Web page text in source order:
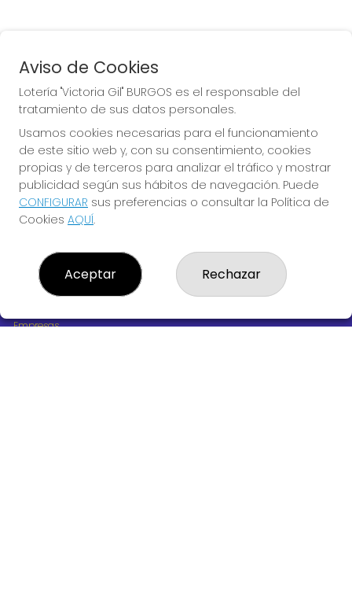
La de la Antigua de
Gamonal
¿Quiénes somos?
Comprar lotería
Resultados
Empresas
Aviso de Cookies
Lotería "Victoria Gil" BURGOS es el responsable del
tratamiento de sus datos personales.
Usamos cookies necesarias para el funcionamiento
de este sitio web y, con su consentimiento, cookies
propias y de terceros para analizar el tráfico y mostrar
publicidad según sus hábitos de navegación. Puede
CONFIGURAR sus preferencias o consultar la Política de
Cookies AQUÍ.
Aceptar Rechazar